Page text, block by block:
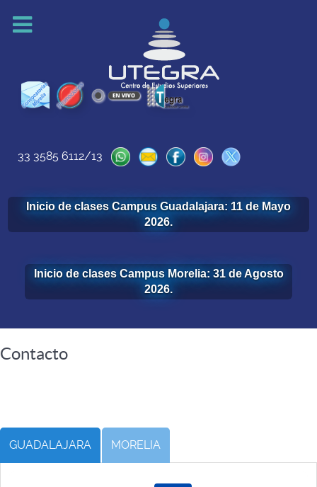
33 3585 6112/13
Inicio de clases Campus Guadalajara: 11 de Mayo
2026.
Inicio de clases Campus Morelia: 31 de Agosto
2026.
Contacto
GUADALAJARA MORELIA